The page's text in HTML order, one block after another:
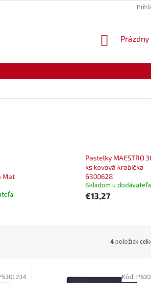
Mat
Pastelky MAESTRO
ks kovová krabička
6300628
Skladom u dodávateľa
€13,27
4položiek
Kód: